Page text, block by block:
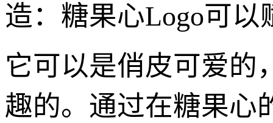
造：糖果心Logo可
它可以是俏皮可爱的
趣的。通过在糖果心